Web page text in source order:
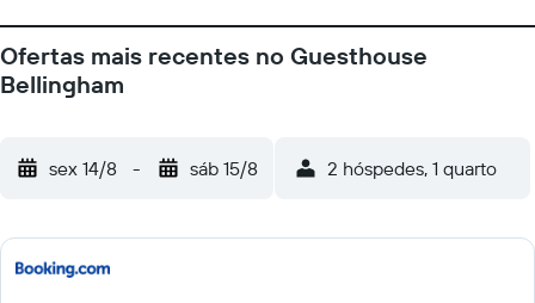
Ofertas mais recentes no Guesthouse
Bellingham
sex 14/8 - sáb 15/8 2 hóspedes, 1 quarto